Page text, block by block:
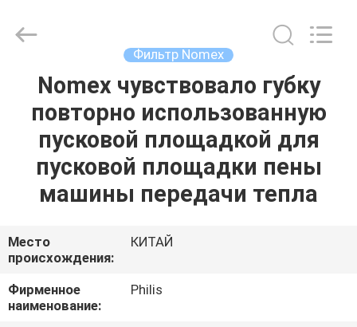
ДОМ
ПРОДУКТЫ
ПУТЕШЕСТВИЕ
ФАБРИКИ
Technology
Фильтр Nomex
Nomex чувствовало губку
повторно использованную
пусковой площадкой для
пусковой площадки пены
машины передачи тепла
Место
происхождения:
КИТАЙ
Фирменное
наименование:
Philis